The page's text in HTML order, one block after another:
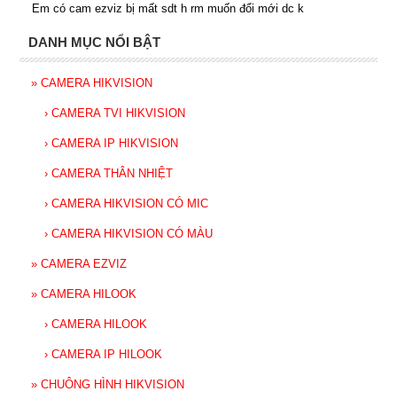
Em có cam ezviz bị mất sdt h rm muốn đổi mới dc k
DANH MỤC NỔI BẬT
» CAMERA HIKVISION
› CAMERA TVI HIKVISION
› CAMERA IP HIKVISION
› CAMERA THÂN NHIỆT
› CAMERA HIKVISION CÓ MIC
› CAMERA HIKVISION CÓ MÀU
» CAMERA EZVIZ
» CAMERA HILOOK
› CAMERA HILOOK
› CAMERA IP HILOOK
» CHUÔNG HÌNH HIKVISION